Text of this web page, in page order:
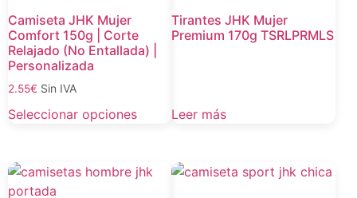
Camiseta JHK Mujer
Comfort 150g | Corte
Relajado (No Entallada) |
Personalizada
2.55€ Sin IVA
Seleccionar opciones
Tirantes JHK Mujer
Premium 170g TSRLPRMLS
Leer más